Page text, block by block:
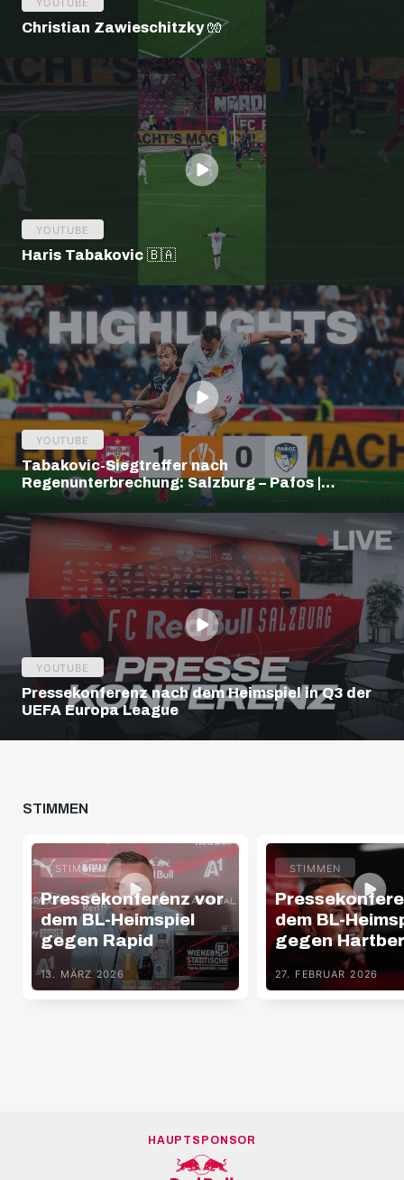
Christian Zawieschitzky 🧤
YOUTUBE
Haris Tabakovic 🇧🇦
YOUTUBE
Tabakovic-Siegtreffer nach
Regenunterbrechung: Salzburg – Pafos |
Highlights | Europa League Q3
YOUTUBE
Pressekonferenz nach dem Heimspiel in Q3 der
UEFA Europa League
STIMMEN
STIMMEN
Pressekonferenz vor
dem BL-Heimspiel
gegen Rapid
13. MÄRZ 2026
STIMMEN
dem BL-
gegen
27. FEBRUAR 2026
HAUPTSPONSOR